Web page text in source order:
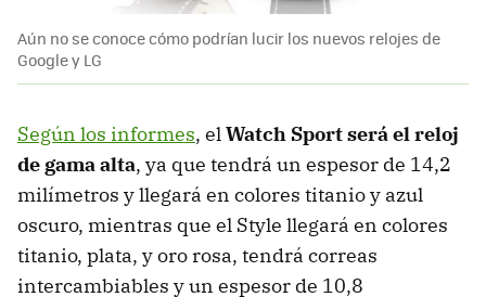
Aún no se conoce cómo podrían lucir los nuevos relojes de
Google y LG
Según los informes, elWatch Sport será el reloj
de gama alta, ya que tendrá un espesor de 14,2
milímetros y llegará en colores titanio y azul
oscuro, mientras que el Style llegará en colores
titanio, plata, y oro rosa, tendrá correas
intercambiables y un espesor de 10,8